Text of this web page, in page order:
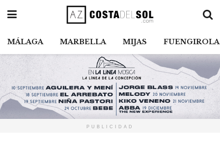
MÁLAGA MARBELLA MIJAS FUENGIROLA
PUBLICIDAD